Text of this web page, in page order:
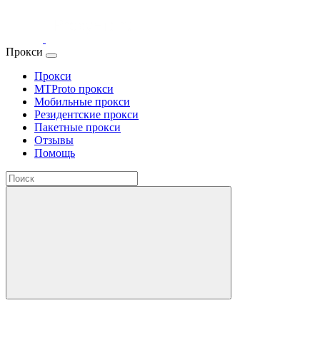
Прокси
Прокси
MTProto прокси
Мобильные прокси
Резидентские прокси
Пакетные прокси
Отзывы
Помощь